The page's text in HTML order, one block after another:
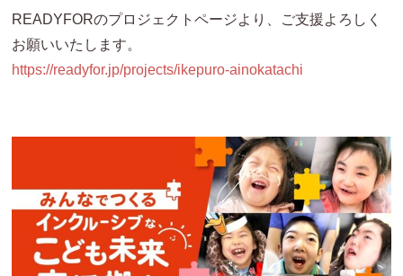
READYFORのプロジェクトページより、ご支援よろしく
お願いいたします。
https://readyfor.jp/projects/ikepuro-ainokatachi